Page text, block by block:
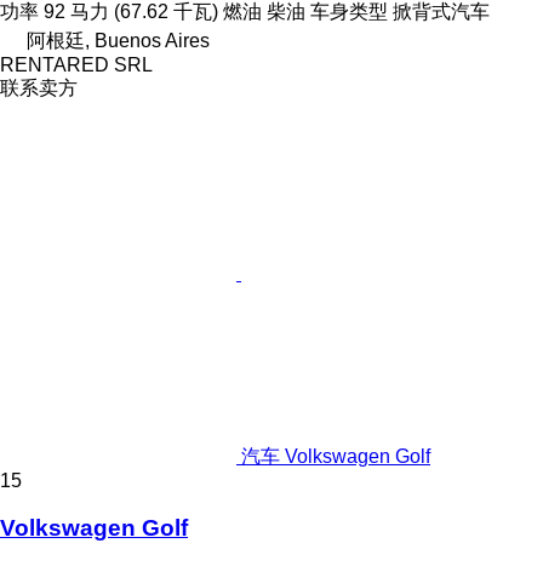
功率 92 马力 (67.62 千瓦) 燃油 柴油 车身类型 掀背式汽车
阿根廷, Buenos Aires
RENTARED SRL
联系卖方
汽车 Volkswagen Golf
15
Volkswagen Golf